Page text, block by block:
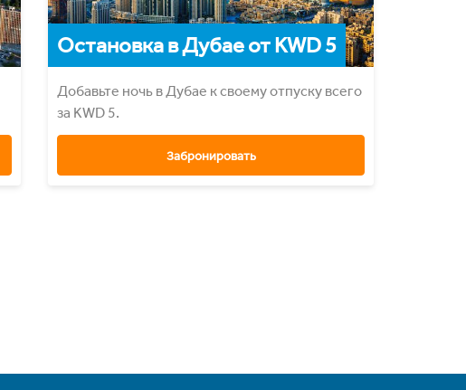
Остановка в Дубае от KWD 5
Добавьте ночь в Дубае к своему отпуску всего
за KWD 5.
Забронировать